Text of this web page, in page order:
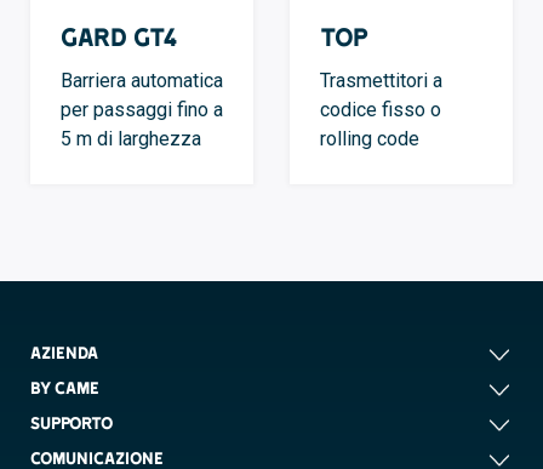
GARD GT4
Barriera automatica
per passaggi fino a
5 m di larghezza
TOP
Trasmettitori a
codice fisso o
rolling code
AZIENDA
BY CAME
SUPPORTO
COMUNICAZIONE